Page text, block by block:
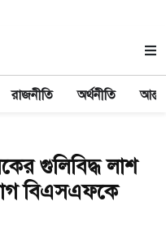
রাজনীতি অর্থনীতি
গুলিবিদ্ধ লাশ
বিএসএফকে